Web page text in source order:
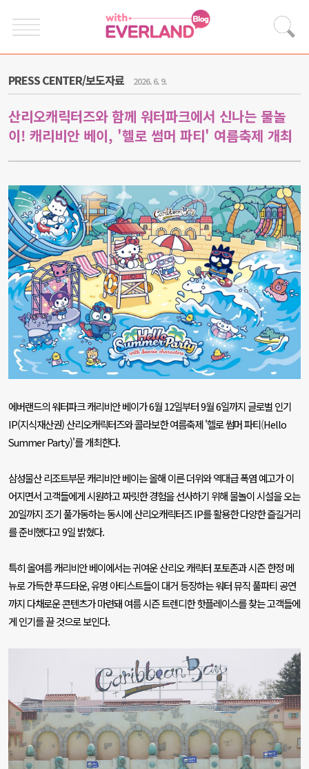
PRESS CENTER/보도자료 2026. 6. 9.
산리오캐릭터즈와 함께 워터파크에서 신나는 물놀
이! 캐리비안 베이, '헬로 썸머 파티' 여름축제 개최
에버랜드의 워터파크 캐리비안 베이가6월12일부터9월6일까지 글로벌 인기
IP(지식재산권)산리오캐릭터즈와 콜라보한 여름축제'헬로 썸머 파티(Hello
Summer Party)'를 개최한다.
삼성물산 리조트부문 캐리비안 베이는 올해 이른 더위와 역대급 폭염 예고가 이
어지면서 고객들에게 시원하고 짜릿한 경험을 선사하기 위해 물놀이 시설을 오는
20일까지 조기 풀가동하는 동시에 산리오캐릭터즈IP를 활용한 다양한 즐길거리
를 준비했다고9일 밝혔다.
특히 올여름 캐리비안 베이에서는 귀여운 산리오 캐릭터 포토존과 시즌 한정 메
뉴로 가득한 푸드타운,유명 아티스트들이 대거 등장하는 워터 뮤직 풀파티 공연
까지 다채로운 콘텐츠가 마련돼 여름 시즌 트렌디한 핫플레이스를 찾는 고객들에
게 인기를 끌 것으로 보인다.